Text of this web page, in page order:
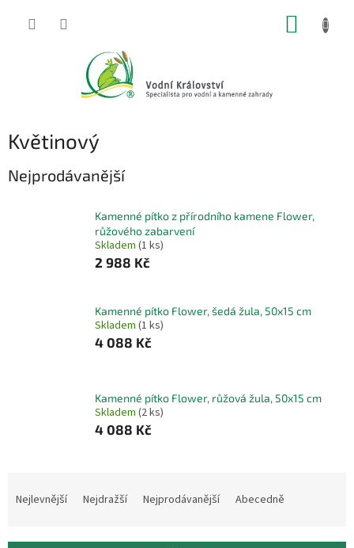
Květinový
Nejprodávanější
Kamenné pítko z přírodního kamene Flower,
růžového zabarvení
Skladem (1 ks)
2 988 Kč
Kamenné pítko Flower, šedá žula, 50x15 cm
Skladem (1 ks)
4 088 Kč
Kamenné pítko Flower, růžová žula, 50x15 cm
Skladem (2 ks)
4 088 Kč
Nejlevnější Nejdražší Nejprodávanější Abecedně